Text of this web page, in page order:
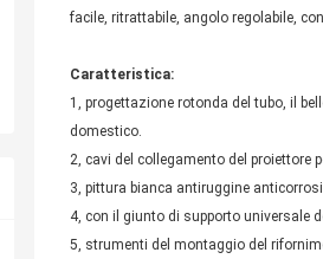
facile, ritrattabile, angolo regolabile,
Caratteristica:
1, progettazione rotonda del tubo, il
domestico.
2, cavi del collegamento del proiettore
3, pittura bianca antiruggine
4, con il giunto di supporto universale
5, strumenti del montaggio del